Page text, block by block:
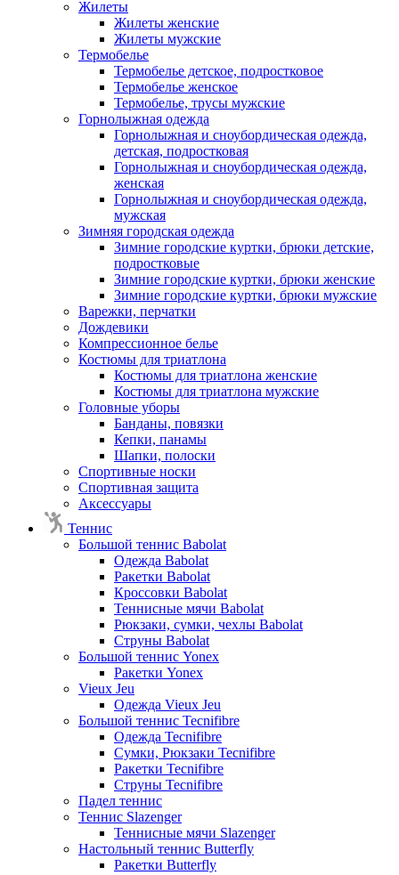
Жилеты
Жилеты женские
Жилеты мужские
Термобелье
Термобелье детское, подростковое
Термобелье женское
Термобелье, трусы мужские
Горнолыжная одежда
Горнолыжная и сноубордическая одежда,
детская, подростковая
Горнолыжная и сноубордическая одежда,
женская
Горнолыжная и сноубордическая одежда,
мужская
Зимняя городская одежда
Зимние городские куртки, брюки детские,
подростковые
Зимние городские куртки, брюки женские
Зимние городские куртки, брюки мужские
Варежки, перчатки
Дождевики
Компрессионное белье
Костюмы для триатлона
Костюмы для триатлона женские
Костюмы для триатлона мужские
Головные уборы
Банданы, повязки
Кепки, панамы
Шапки, полоски
Спортивные носки
Спортивная защита
Аксессуары
Теннис
Большой теннис Babolat
Одежда Babolat
Ракетки Babolat
Кроссовки Babolat
Теннисные мячи Babolat
Рюкзаки, сумки, чехлы Babolat
Струны Babolat
Большой теннис Yonex
Ракетки Yonex
Vieux Jeu
Одежда Vieux Jeu
Большой теннис Tecnifibre
Одежда Tecnifibre
Сумки, Рюкзаки Tecnifibre
Ракетки Tecnifibre
Струны Tecnifibre
Падел теннис
Теннис Slazenger
Теннисные мячи Slazenger
Настольный теннис Butterfly
Ракетки Butterfly